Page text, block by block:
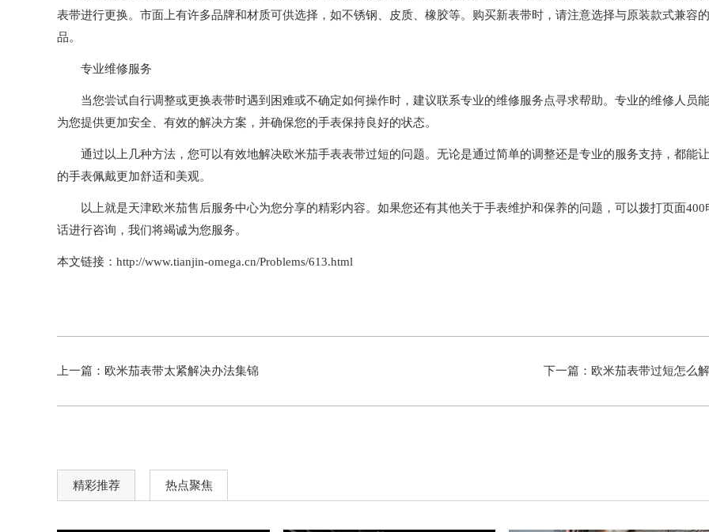
表带进行更换。市面上有许多品牌和材质可供选择，如不锈钢、皮质、橡胶等。购买新表带时，请注意选择与原装款式兼容
品。
专业维修服务
当您尝试自行调整或更换表带时遇到困难或不确定如何操作时，建议联系专业的维修服务点寻求帮助。专业的维修人员
为您提供更加安全、有效的解决方案，并确保您的手表保持良好的状态。
通过以上几种方法，您可以有效地解决欧米茄手表表带过短的问题。无论是通过简单的调整还是专业的服务支持，都能
的手表佩戴更加舒适和美观。
以上就是天津欧米茄售后服务中心为您分享的精彩内容。如果您还有其他关于手表维护和保养的问题，可以拨打页面400
话进行咨询，我们将竭诚为您服务。
本文链接：http://www.tianjin-omega.cn/Problems/613.html
上一篇： 欧米茄表带太紧解决办法集锦 下一篇： 欧米茄表带过短怎么
精彩推荐 热点聚焦